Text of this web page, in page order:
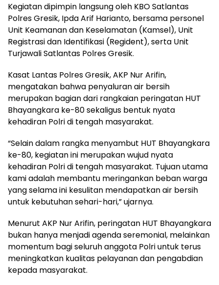
Kegiatan dipimpin langsung oleh KBO Satlantas
Polres Gresik, Ipda Arif Harianto, bersama personel
Unit Keamanan dan Keselamatan (Kamsel), Unit
Registrasi dan Identifikasi (Regident), serta Unit
Turjawali Satlantas Polres Gresik.
Kasat Lantas Polres Gresik, AKP Nur Arifin,
mengatakan bahwa penyaluran air bersih
merupakan bagian dari rangkaian peringatan HUT
Bhayangkara ke-80 sekaligus bentuk nyata
kehadiran Polri di tengah masyarakat.
“Selain dalam rangka menyambut HUT Bhayangkara
ke-80, kegiatan ini merupakan wujud nyata
kehadiran Polri di tengah masyarakat. Tujuan utama
kami adalah membantu meringankan beban warga
yang selama ini kesulitan mendapatkan air bersih
untuk kebutuhan sehari-hari,” ujarnya.
Menurut AKP Nur Arifin, peringatan HUT Bhayangkara
bukan hanya menjadi agenda seremonial, melainkan
momentum bagi seluruh anggota Polri untuk terus
meningkatkan kualitas pelayanan dan pengabdian
kepada masyarakat.